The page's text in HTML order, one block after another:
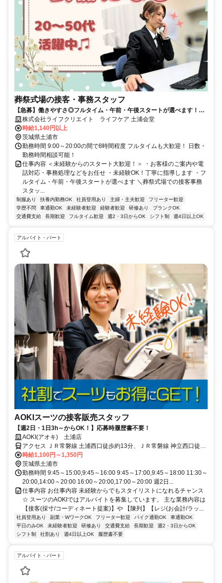
葬祭式場の接客・事務スタッフ
【急募】働きやすさ◎フルタイム・午前・午後スタートが選べます！簡
単な事務とお客様対応をお任せ
株式会社ライフクリエイト ライフケア 土浦会堂
時給1,140円以上
茨城県土浦市
勤務時間 9:00～20:00の間で8時間程度 フルタイムも大歓迎！ 日数・
勤務時間相談可能！
仕事内容 ＜未経験からのスタート大歓迎！＞ ・お客様のご案内や電
話対応・事務処理などをお任せ ・未経験OK！丁寧に指導します ・フ
ルタイム・午前・午後スタートが選べます ＼葬祭式場での接客事務
スタッ...
制服あり 扶養内勤務OK 社員登用あり 主婦・主夫歓迎
フリーター歓迎
学歴不問
車通勤OK 未経験者歓迎 経験者歓迎 研修あり
ブランクOK
交通費支給
長期歓迎 フルタイム歓迎 週2・3日からOK シフト制 週4日以上OK
アルバイト・パート
AOKIスーツの接客販売スタッフ
【週2日・1日3h～からOK！】応募時履歴書不要！
AOKI(アオキ) 土浦店
アクセス ＪＲ常磐線 土浦西口徒歩約13分、ＪＲ常磐線 神立西口徒歩
約71分、ＪＲ常磐線 荒川沖東口徒歩約97分 JR常磐線「土浦駅」より
徒歩13分
時給1,100円～1,350円
茨城県土浦市
勤務時間 9:45～15:00,9:45～16:00 9:45～17:00,9:45～18:00 11:30～
20:00,14:00～20:00 16:00～20:00,17:00～20:00 週2日...
仕事内容 お仕事内容 未経験からでもスタイリストになれるチャンス
☆ スーツのAOKIではアルバイトを募集しています。 主な業務内容は
【接客(採寸/コーディネート提案)】や 【陳列】【レジ(お会計/ラッ...
社員登用あり 副業・WワークOK フリーター歓迎 バイク通勤OK
車通勤OK
平日のみOK
未経験者歓迎 研修あり 交通費支給 長期歓迎
週2・3日からOK
シフト制
社割あり 週4日以上OK 履歴書不要
アルバイト・パート